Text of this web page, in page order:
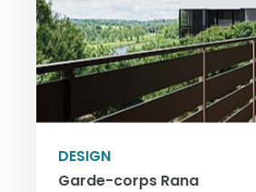
DESIGN
Garde-corps Rana